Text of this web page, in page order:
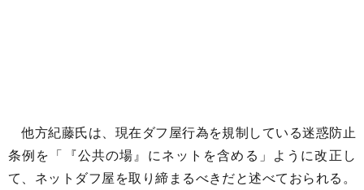
他方紀藤氏は、現在ダフ屋行為を規制している迷惑防止
条例を「『公共の場』にネットを含める」ように改正し
て、ネットダフ屋を取り締まるべきだと述べておられる。